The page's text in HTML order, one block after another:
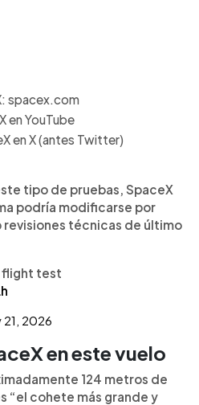
spacex.com
en YouTube
en X (antes Twitter)
tipo de pruebas, SpaceX
podría modificarse por
técnicas de último
flight test
21, 2026
en este vuelo
124 metros de
“el cohete más grande y